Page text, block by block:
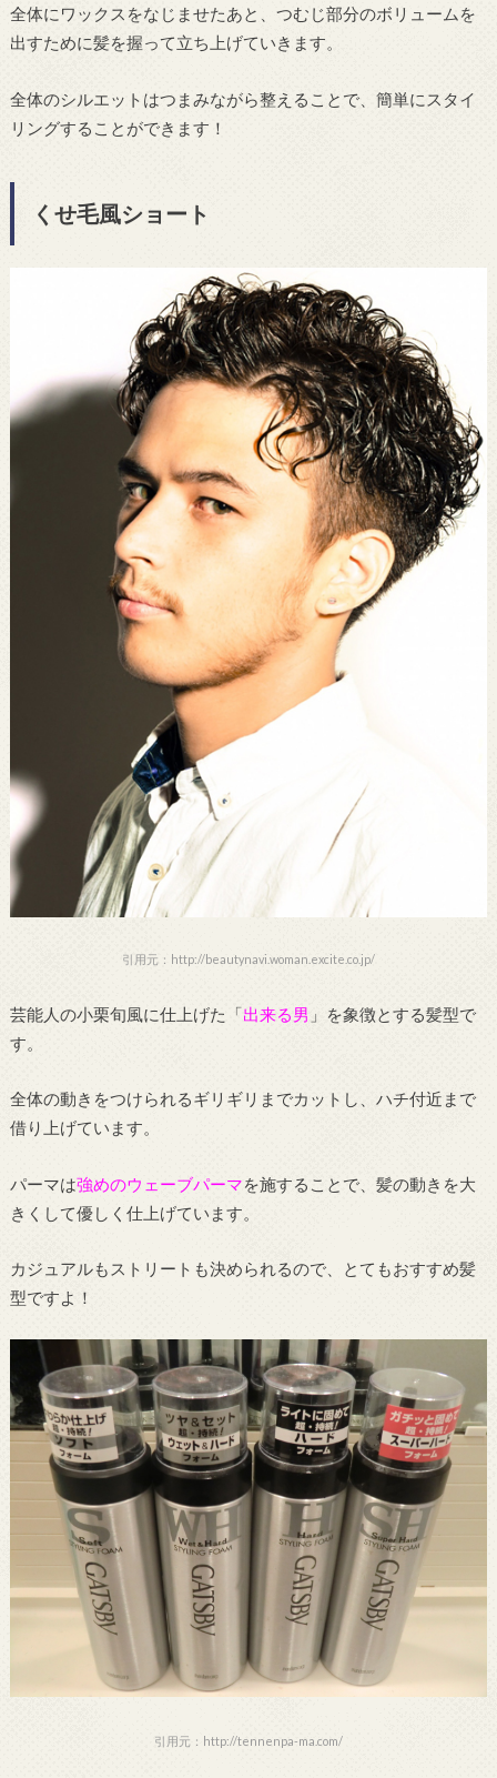
全体にワックスをなじませたあと、つむじ部分のボリュームを
出すために髪を握って立ち上げていきます。
全体のシルエットはつまみながら整えることで、簡単にスタイ
リングすることができます！
くせ毛風ショート
引用元：http://beautynavi.woman.excite.co.jp/
芸能人の小栗旬風に仕上げた「出来る男 」を象徴とする髪型で
す。
全体の動きをつけられるギリギリまでカットし、ハチ付近まで
借り上げています。
パーマは強めのウェーブパーマを施することで、髪の動きを大
きくして優しく仕上げています。
カジュアルもストリートも決められるので、とてもおすすめ髪
型ですよ！
引用元：http://tennenpa-ma.com/